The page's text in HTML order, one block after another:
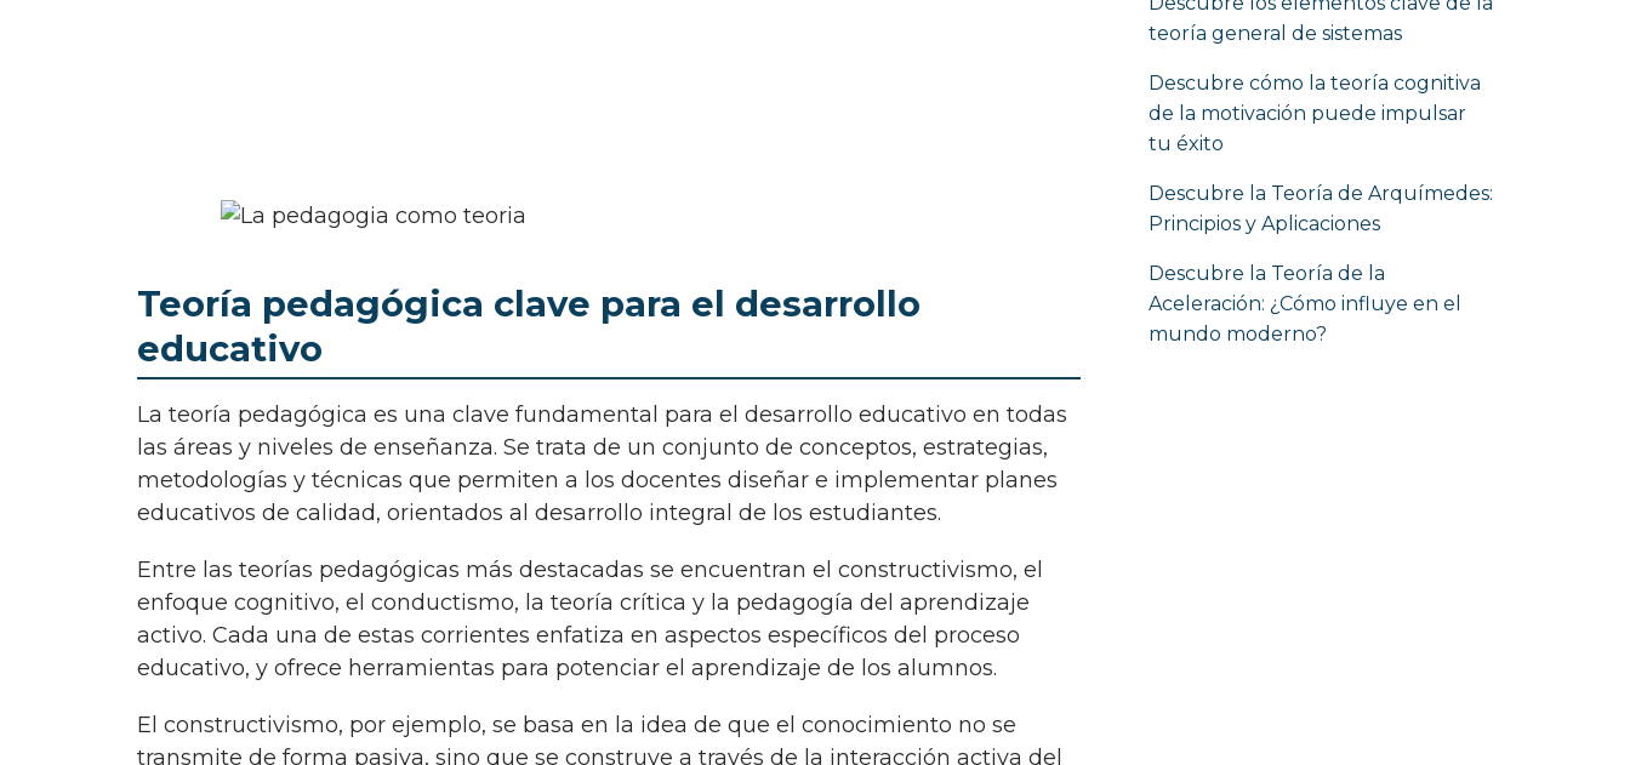
Teoría pedagógica clave para el desarrollo
educativo
La teoría pedagógica es una clave fundamental para el desarrollo educativo en todas
las áreas y niveles de enseñanza. Se trata de un conjunto de conceptos, estrategias,
metodologías y técnicas que permiten a los docentes diseñar e implementar planes
educativos de calidad, orientados al desarrollo integral de los estudiantes.
Entre las teorías pedagógicas más destacadas se encuentran el constructivismo, el
enfoque cognitivo, el conductismo, la teoría crítica y la pedagogía del aprendizaje
activo. Cada una de estas corrientes enfatiza en aspectos específicos del proceso
educativo, y ofrece herramientas para potenciar el aprendizaje de los alumnos.
El constructivismo, por ejemplo, se basa en la idea de que el conocimiento no se
transmite de forma pasiva, sino que se construye a través de la interacción activa del
teoría general de sistemas
Descubre cómo la teoría cognitiva
de la motivación puede impulsar
tu éxito
Descubre la Teoría de Arquímedes:
Principios y Aplicaciones
Descubre la Teoría de la
Aceleración: ¿Cómo influye en el
mundo moderno?